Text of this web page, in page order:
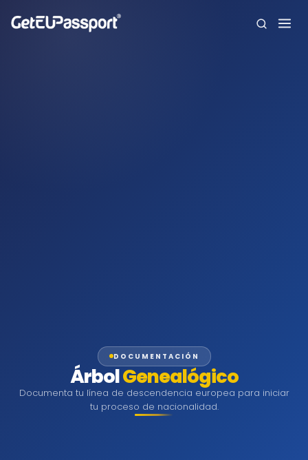
DOCUMENTACIÓN
ÁrbolGenealógico
Documenta tu línea de descendencia europea para iniciar
tu proceso de nacionalidad.